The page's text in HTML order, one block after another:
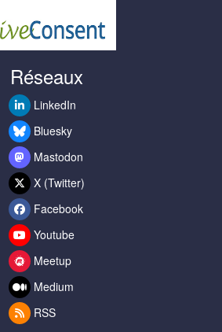
Réseaux
LinkedIn
Bluesky
Mastodon
X (Twitter)
Facebook
Youtube
Meetup
Medium
RSS